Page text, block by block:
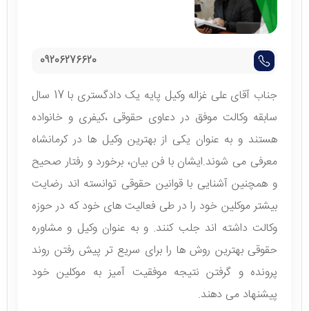
09206276620
جناب آقای علی غزاله وکیل پایه یک دادگستری با 17 سال
سابقه وکالت موفق در دعاوی حقوقی ،کیفری و خانواده
هستند و به عنوان یکی از بهترین وکیل ها در کرمانشاه
معرفی می شوند.ایشان با فن بیان، برخورد و رفتار صحیح
و همچنین آشنایی با قوانین حقوقی توانسته اند رضایت
بیشتر موکلین خود را در طی فعالیت های خود که در حوزه
وکالت داشته اند جلب کنند. و به عنوان وکیل و مشاوره
حقوقی بهترین روش ها را برای سریع تر پیش رفتن روند
پرونده و گرفتن نتیجه موفقیت آمیز به موکلین خود
پیشنهاد می دهند.